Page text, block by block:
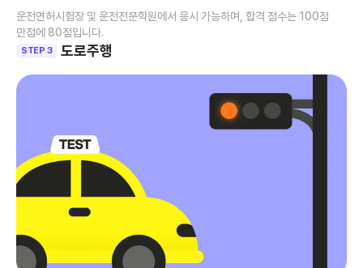
운전면허시험장 및 운전전문학원에서 응시 가능하며, 합격 점수는 100점
만점에 80점입니다.
STEP 3 도로주행